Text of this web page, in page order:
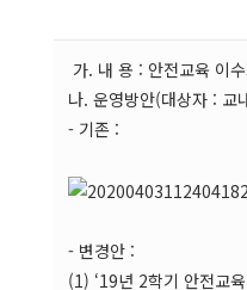
가. 내 용 : 안전교육 이
나. 운영방안(대상자 : 교
- 기존 :
- 변경안 :
(1) ‘19년 2학기 안전교